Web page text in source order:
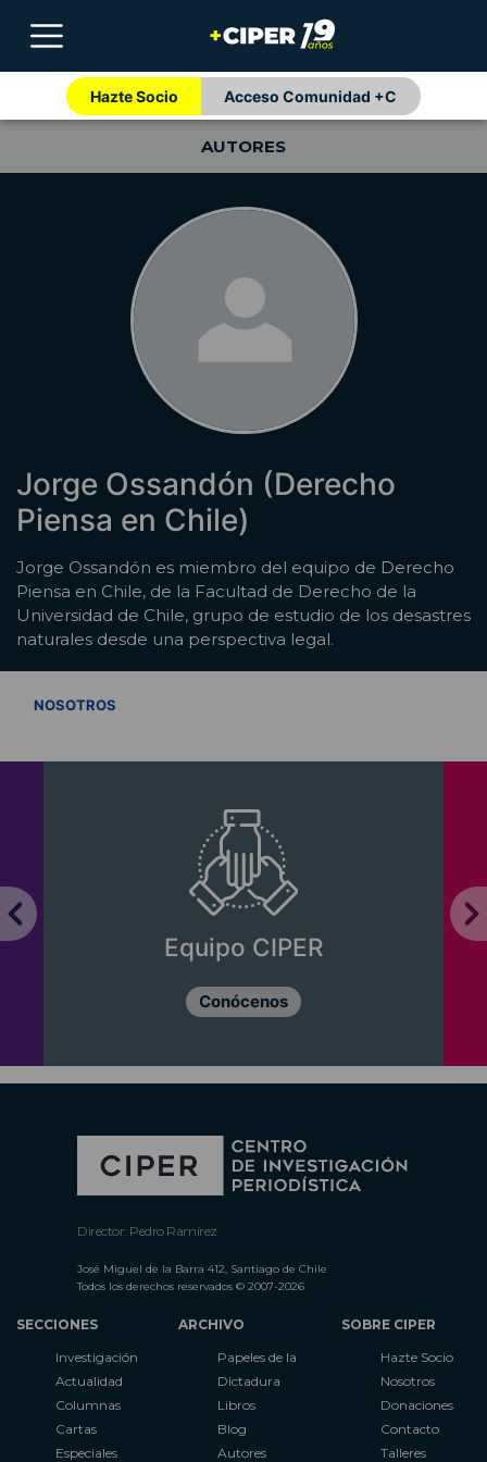
Hazte Socio Acceso Comunidad +C
AUTORES
Jorge Ossandón (Derecho
Piensa en Chile)
Jorge Ossandón es miembro del equipo de Derecho
Piensa en Chile, de la Facultad de Derecho de la
Universidad de Chile, grupo de estudio de los desastres
naturales desde una perspectiva legal.
NOSOTROS
Equipo CIPER
Conócenos
Director: Pedro Ramírez
José Miguel de la Barra 412, Santiago de Chile
Todos los derechos reservados © 2007-2026
SECCIONES
Investigación
Actualidad
Columnas
Cartas
Especiales
ARCHIVO
Papeles de la
Dictadura
Libros
Blog
Autores
SOBRE CIPER
Hazte Socio
Nosotros
Donaciones
Contacto
Talleres